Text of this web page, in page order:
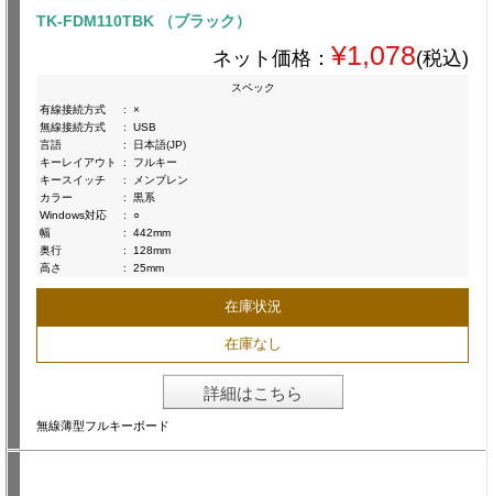
TK-FDM110TBK （ブラック）
ネット価格： ¥1,078(税込)
スペック
有線接続方式
:
×
無線接続方式
:
USB
言語
:
日本語(JP)
キーレイアウト
:
フルキー
キースイッチ
:
メンブレン
カラー
:
黒系
Windows対応
:
○
幅
:
442mm
奥行
:
128mm
高さ
: 25mm
在庫状況
在庫なし
詳細はこちら
無線薄型フルキーボード